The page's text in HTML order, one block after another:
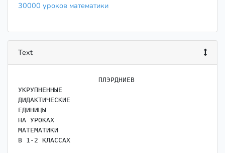
30000 уроков математики
Text
УКРУПНЕННЫЕ
ДИДАКТИЧЕСКИЕ
ЕДИНИЦЫ
НА УРОКАХ
МАТЕМАТИКИ